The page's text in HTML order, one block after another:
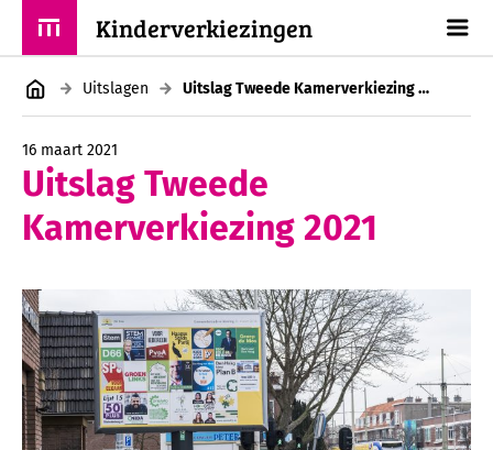
Kinderverkiezingen
Uitslagen Uitslag Tweede Kamerverkiezing 2021
16 maart 2021
Uitslag Tweede
Kamerverkiezing 2021